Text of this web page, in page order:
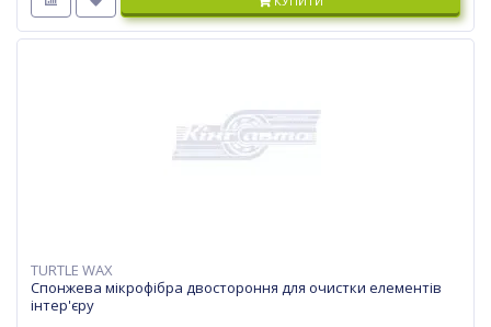
TURTLE WAX
Спонжева мікрофібра двостороння для очистки елементів
інтер'єру